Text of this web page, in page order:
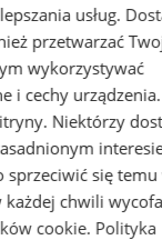
i
2026
usług.
przetwarzać
wykorzystywać
i cechy
Niektórzy
sprzeciwić się temu
każdej chwili
cookie. Polityka